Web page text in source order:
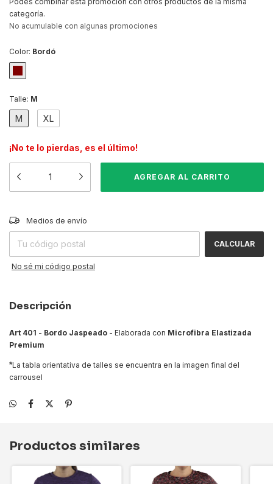
categoría.
No acumulable con algunas promociones
Color: Bordó
Talle: M
M XL
¡No te lo pierdas, es el último!
Entregas para el CP:
Medios de envío
CALCULAR
No sé mi código postal
Descripción
Art 401 - Bordo Jaspeado - Elaborada con Microfibra Elastizada
Premium
*La tabla orientativa de talles se encuentra en la imagen final del
carrousel
Productos similares